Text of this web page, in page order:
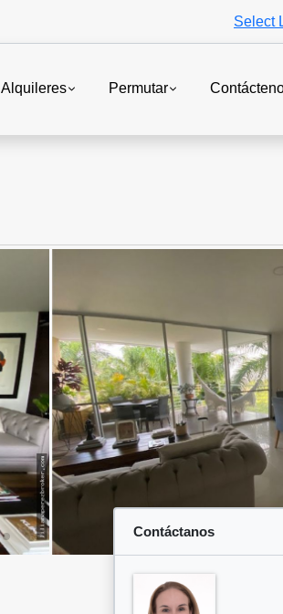
Select
Alquileres Permutar
Contáctanos